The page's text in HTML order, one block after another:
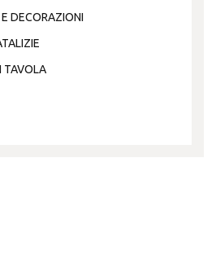
DECORAZIONI
TAVOLA